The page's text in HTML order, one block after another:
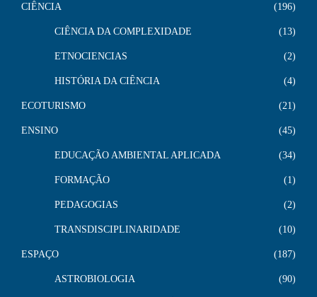
CIÊNCIA 196
CIÊNCIA DA COMPLEXIDADE 13
ETNOCIENCIAS 2
HISTÓRIA DA CIÊNCIA 4
ECOTURISMO 21
ENSINO 45
EDUCAÇÃO AMBIENTAL APLICADA 34
FORMAÇÃO 1
PEDAGOGIAS 2
TRANSDISCIPLINARIDADE 10
ESPAÇO 187
ASTROBIOLOGIA 90